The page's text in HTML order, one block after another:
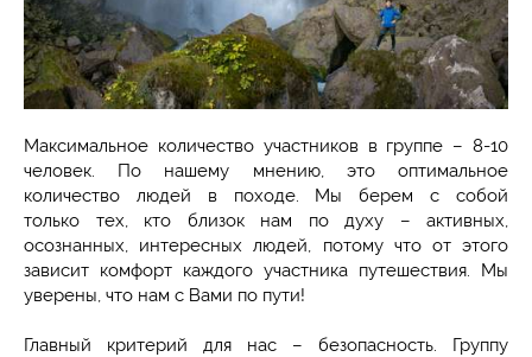
Максимальное количество участников в группе – 8-10
человек. По нашему мнению, это оптимальное
количество людей в походе. Мы берем с собой
только тех, кто близок нам по духу – активных,
осознанных, интересных людей, потому что от этого
зависит комфорт каждого участника путешествия. Мы
уверены, что нам с Вами по пути!
Главный критерий для нас – безопасность. Группу